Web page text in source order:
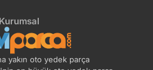
Kurumsal
yakın oto yedek parça